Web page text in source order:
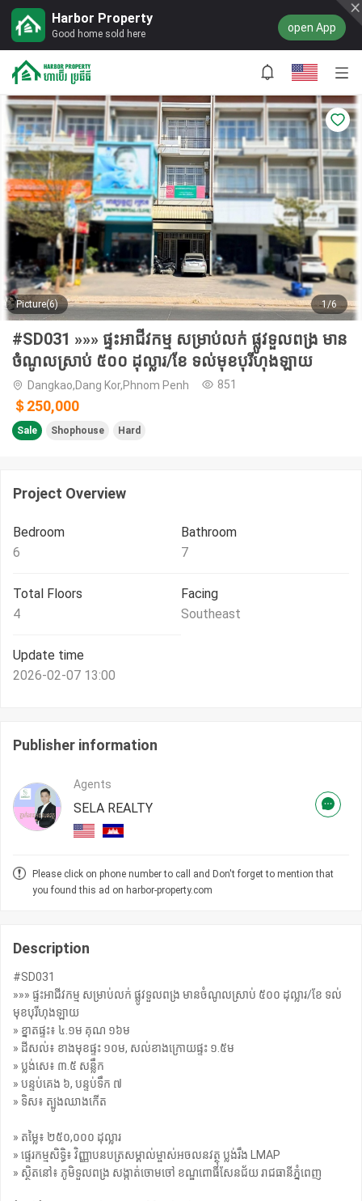
Harbor Property
Good home sold here open App
Picture(6) 1/6
#SD031 »»» ផ្ទះអាជីវកម្ម សម្រាប់លក់ ផ្លូវទួលពង្រ មាន
ចំណូលស្រាប់ ៥០០ ដុល្លារ/ខែ ទល់មុខបុរីហុងឡាយ
Dangkao,Dang Kor,Phnom Penh 851
＄250,000
Sale Shophouse Hard
Project Overview
Bedroom
6
Bathroom
7
Total Floors
4
Facing
Southeast
Update time
2026-02-07 13:00
Publisher information
Agents
SELA REALTY
Please click on phone number to call and Don't forget to mention that
you found this ad on harbor-property.com
Description
#SD031
»»» ផ្ទះអាជីវកម្ម សម្រាប់លក់ ផ្លូវទួលពង្រ មានចំណូលស្រាប់ ៥០០ ដុល្លារ/ខែ ទល់
មុខបុរីហុងឡាយ
» ខ្នាតផ្ទះ៖ ៤.១ម គុណ ១៦ម
» ដីសល់៖ ខាងមុខផ្ទះ ១០ម, សល់ខាងក្រោយផ្ទះ ១.៥ម
» ប្លង់សេ៖ ៣.៥ សន្លឹក
» បន្ទប់គេង ៦, បន្ទប់ទឹក ៧
» ទិស៖ ត្បូងឈាងកើត
» តម្លៃ៖ ២៥០,០០០ ដុល្លារ
» ផ្ទេរកម្មសិទ្ធិ៖ វិញ្ញាបនបត្រសម្គាល់ម្ចាស់អចលនវត្ថុ ប្លង់រឹង LMAP
» ស្ថិតនៅ៖ ភូមិទួលពង្រ សង្កាត់ចោមចៅ ខណ្ឌពោធិ៍សែនជ័យ រាជធានីភ្នំពេញ